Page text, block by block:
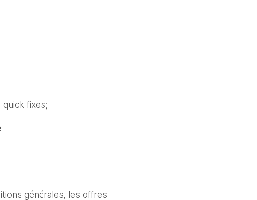
quick fixes;
générales, les offres